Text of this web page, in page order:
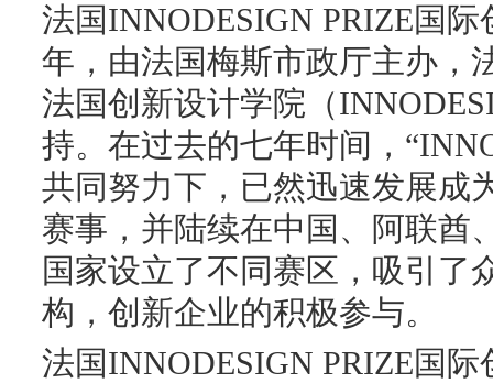
法国INNODESIGN PRIZE国
年，由法国梅斯市政厅主办，
法国创新设计学院（
持。在过去的七年时间，
共同努力下，已然迅速发展成
赛事，并陆续在中国、阿联酋
国家设立了不同赛区，吸引了
构，创新企业的积极参与。
法国INNODESIGN PRIZE国